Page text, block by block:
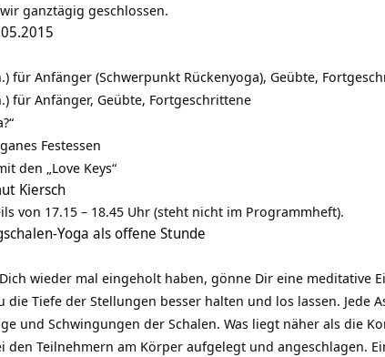
ganztägig geschlossen.
für Anfänger (Schwerpunkt Rückenyoga), Geübte,
für Anfänger, Geübte, Fortgeschrittene
Festessen
den „Love Keys“
Kiersch
von 17.15 – 18.45 Uhr (steht nicht im Programmheft).
Yoga als offene Stunde
wieder mal eingeholt haben, gönne Dir eine meditative
die Tiefe der Stellungen besser halten und los lassen. Jede
und Schwingungen der Schalen. Was liegt näher als die
den Teilnehmern am Körper aufgelegt und angeschlagen.